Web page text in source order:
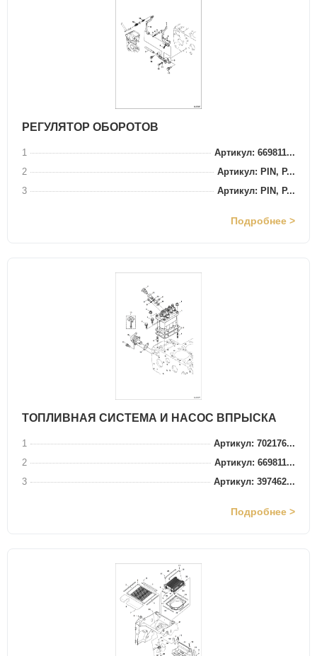
РЕГУЛЯТОР ОБОРОТОВ
1
Артикул: 669811...
2
Артикул: PIN, P...
3
Артикул: PIN, P...
Подробнее >
ТОПЛИВНАЯ СИСТЕМА И НАСОС ВПРЫСКА
1
Артикул: 702176...
2
Артикул: 669811...
3
Артикул: 397462...
Подробнее >